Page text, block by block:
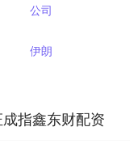
公司
伊朗
指鑫东财配资